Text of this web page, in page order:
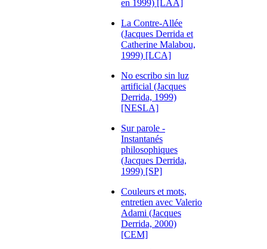
en 1999) [LAA]
La Contre-Allée
(Jacques Derrida et
Catherine Malabou,
1999) [LCA]
No escribo sin luz
artificial (Jacques
Derrida, 1999)
[NESLA]
Sur parole -
Instantanés
philosophiques
(Jacques Derrida,
1999) [SP]
Couleurs et mots,
entretien avec Valerio
Adami (Jacques
Derrida, 2000)
[CEM]